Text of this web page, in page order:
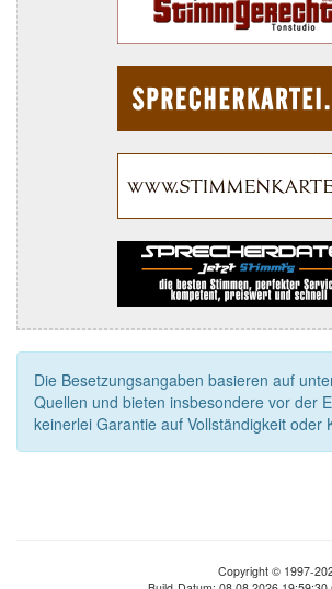
Die Besetzungsangaben basieren auf
Quellen und bieten insbesondere vor der
keinerlei Garantie auf Vollständigkeit oder
Copyright © 1997-